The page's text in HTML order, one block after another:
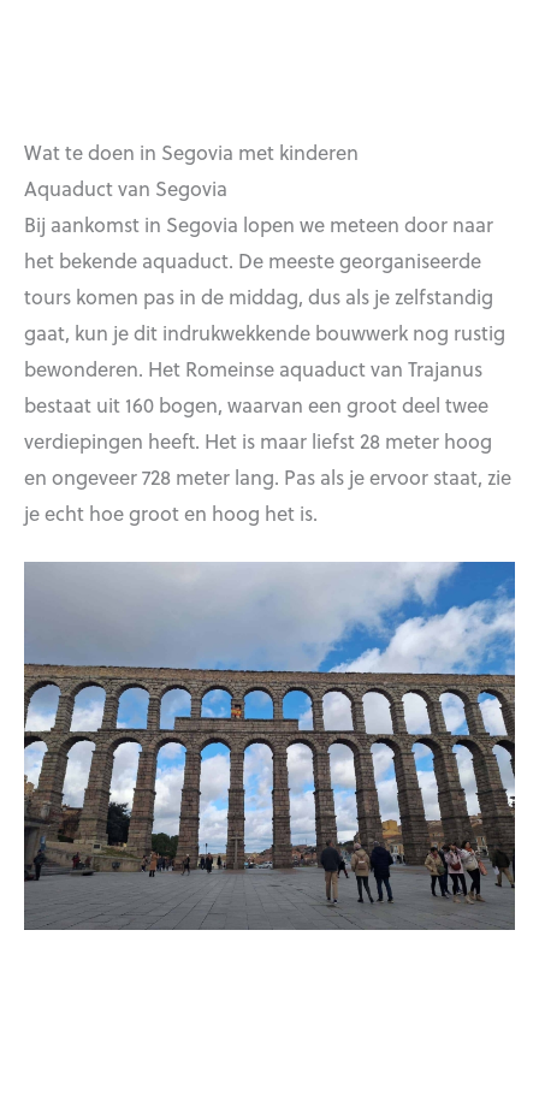
Wat te doen in Segovia met kinderen
Aquaduct van Segovia
Bij aankomst in Segovia lopen we meteen door naar
het bekende aquaduct. De meeste georganiseerde
tours komen pas in de middag, dus als je zelfstandig
gaat, kun je dit indrukwekkende bouwwerk nog rustig
bewonderen. Het Romeinse aquaduct van Trajanus
bestaat uit 160 bogen, waarvan een groot deel twee
verdiepingen heeft. Het is maar liefst 28 meter hoog
en ongeveer 728 meter lang. Pas als je ervoor staat, zie
je echt hoe groot en hoog het is.